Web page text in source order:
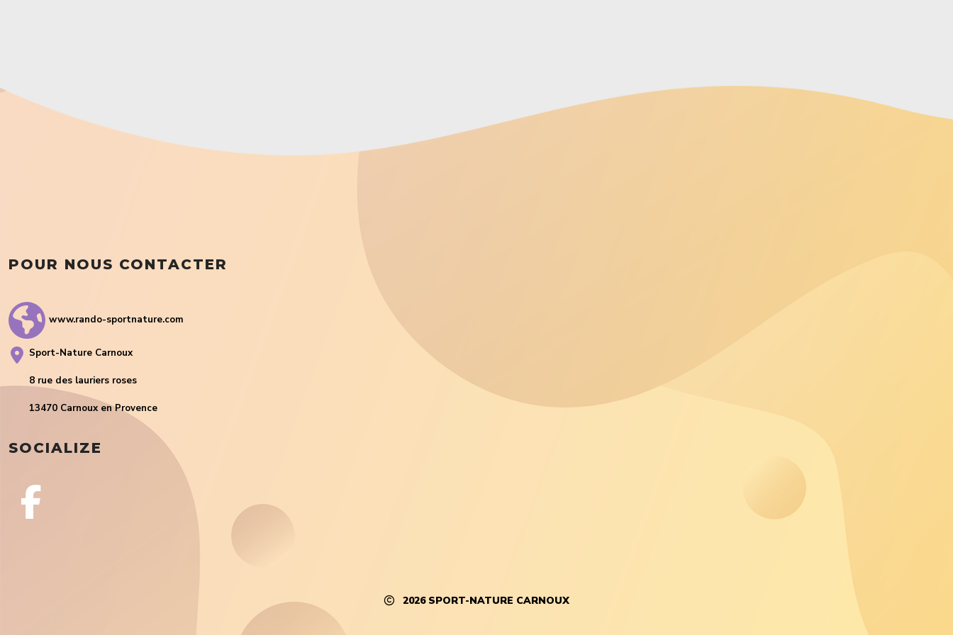
POUR NOUS CONTACTER
www.rando-sportnature.com
Sport-Nature Carnoux
8 rue des lauriers roses
13470 Carnoux en Provence
SOCIALIZE
2026 SPORT-NATURE CARNOUX